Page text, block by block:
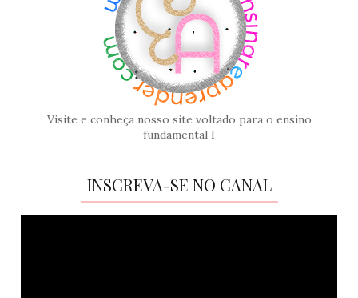
Visite e conheça nosso site voltado para o ensino
fundamental I
INSCREVA-SE NO CANAL